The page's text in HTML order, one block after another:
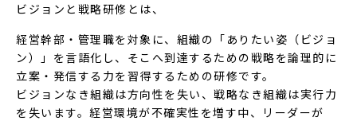
ビジョンと戦略研修とは、
経営幹部・管理職を対象に、組織の「ありたい姿（ビジョ
ン）」を言語化し、そこへ到達するための戦略を論理的に
立案・発信する力を習得するための研修です。
ビジョンなき組織は方向性を失い、戦略なき組織は実行力
を失います。経営環境が不確実性を増す中、リーダーが